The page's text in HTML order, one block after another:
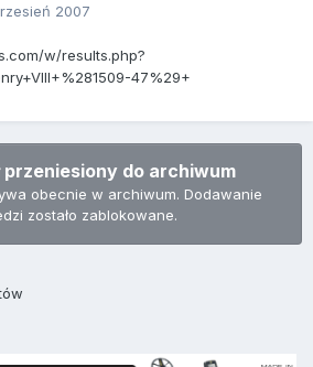
2007
w/results.php?
47%29+
przeniesiony do archiwum
obecnie w archiwum. Dodawanie
zostało zablokowane.